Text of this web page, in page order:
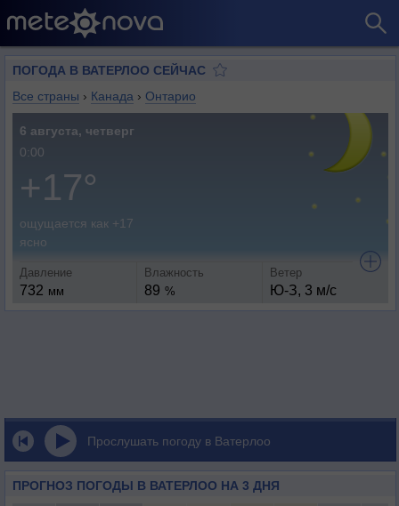
ПОГОДА В ВАТЕРЛОО СЕЙЧАС
Все страны › Канада › Онтарио
6 августа, четверг
0:00
+17°
ощущается как +17
ясно
Давление
732 мм
Влажность
89 %
Ветер
Ю-З, 3 м/с
Прослушать погоду в Ватерлоо
ПРОГНОЗ ПОГОДЫ В ВАТЕРЛОО НА 3 ДНЯ